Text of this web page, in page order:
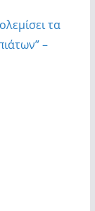
τα
–